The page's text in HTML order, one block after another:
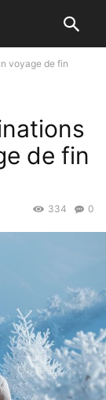
voyage de fin
de fin
0
334